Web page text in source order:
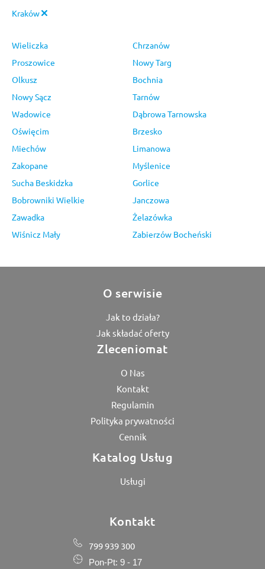
Kraków
Wieliczka
Chrzanów
Proszowice
Nowy Targ
Olkusz
Bochnia
Nowy Sącz
Tarnów
Wadowice
Dąbrowa Tarnowska
Oświęcim
Brzesko
Miechów
Limanowa
Zakopane
Myślenice
Sucha Beskidzka
Gorlice
Bobrowniki Wielkie
Janczowa
Zawadka
Żelazówka
Wiśnicz Mały
Zabierzów Bocheński
O serwisie
Jak to działa?
Jak składać oferty
Zleceniomat
O Nas
Kontakt
Regulamin
Polityka prywatności
Cennik
Katalog Usług
Usługi
Kontakt
799 939 300
Pon-Pt: 9 - 17